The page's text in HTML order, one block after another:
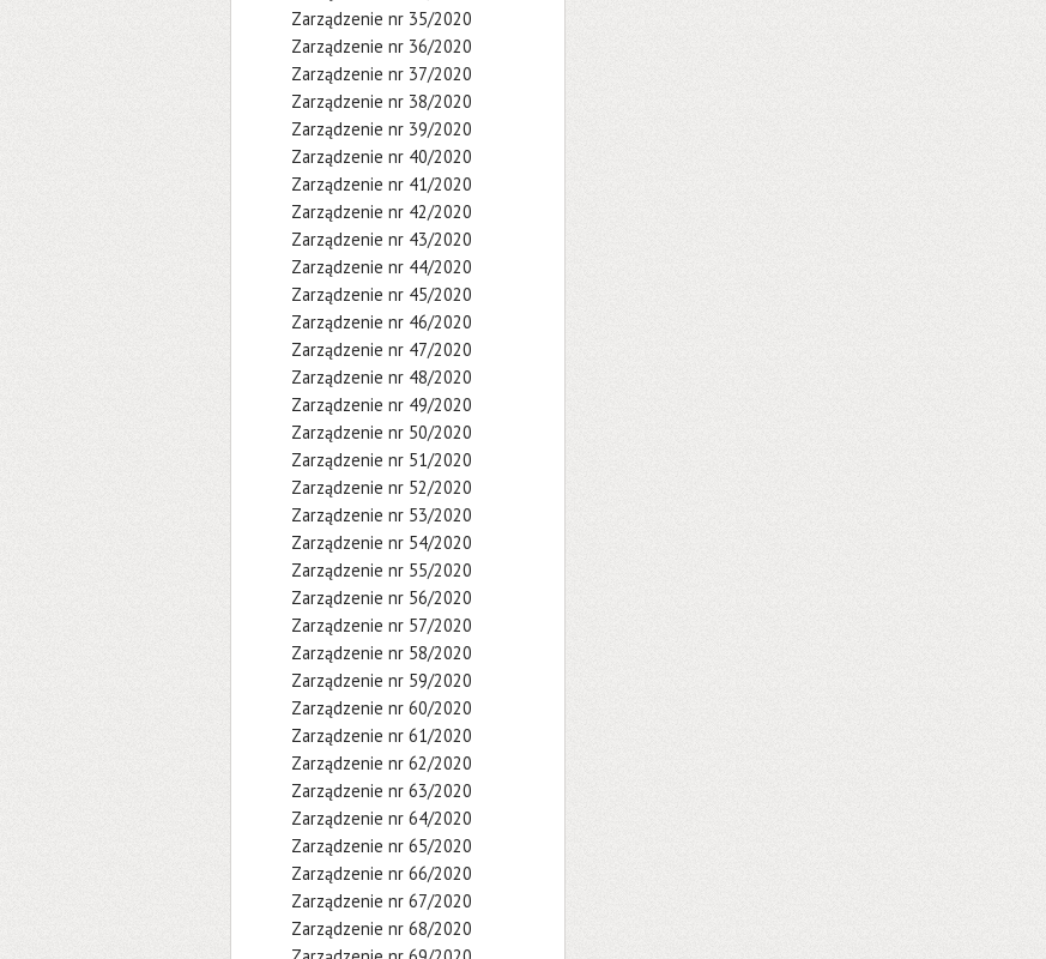
Zarządzenie nr 35/2020
Zarządzenie nr 36/2020
Zarządzenie nr 37/2020
Zarządzenie nr 38/2020
Zarządzenie nr 39/2020
Zarządzenie nr 40/2020
Zarządzenie nr 41/2020
Zarządzenie nr 42/2020
Zarządzenie nr 43/2020
Zarządzenie nr 44/2020
Zarządzenie nr 45/2020
Zarządzenie nr 46/2020
Zarządzenie nr 47/2020
Zarządzenie nr 48/2020
Zarządzenie nr 49/2020
Zarządzenie nr 50/2020
Zarządzenie nr 51/2020
Zarządzenie nr 52/2020
Zarządzenie nr 53/2020
Zarządzenie nr 54/2020
Zarządzenie nr 55/2020
Zarządzenie nr 56/2020
Zarządzenie nr 57/2020
Zarządzenie nr 58/2020
Zarządzenie nr 59/2020
Zarządzenie nr 60/2020
Zarządzenie nr 61/2020
Zarządzenie nr 62/2020
Zarządzenie nr 63/2020
Zarządzenie nr 64/2020
Zarządzenie nr 65/2020
Zarządzenie nr 66/2020
Zarządzenie nr 67/2020
Zarządzenie nr 68/2020